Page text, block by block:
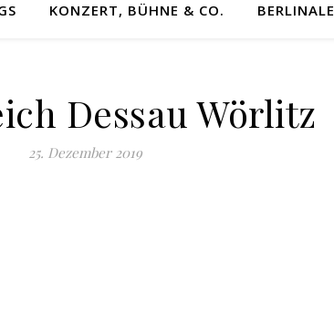
KONZERT, BÜHNE & CO. BERLINALE
Dessau Wörlitz
25. Dezember 2019